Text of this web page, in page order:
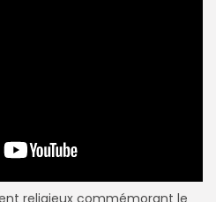
religieux commémorant le